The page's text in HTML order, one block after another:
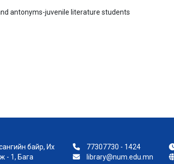
antonyms-juvenile literature students
байр, Их
- 1, Бага
77307730 - 1424
library@num.edu.mn